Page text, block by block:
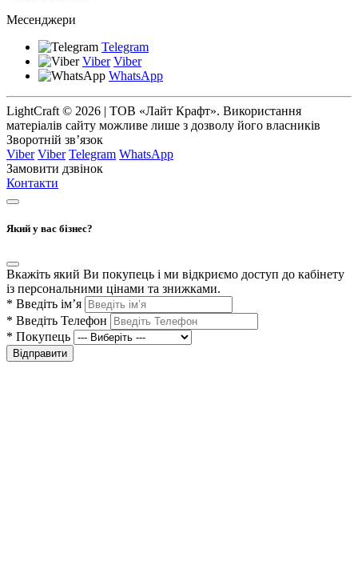
Месенджери
Telegram
Viber Viber
WhatsApp
LightCraft © 2026 | ТОВ «Лайт Крафт». Використання
матеріалів сайту можливе лише з дозволу його власників
Зворотній зв’язок
Viber Viber Telegram WhatsApp
Замовити дзвінок
Контакти
Який у вас бізнес?
Вкажіть який Ви покупець і ми відкриємо доступ до кабінету
із персональними цінами та знижками.
* Введіть ім’я
* Введіть Телефон
* Покупець
Відправити